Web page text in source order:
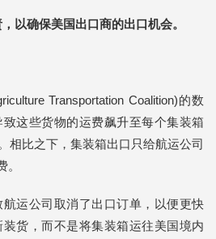
以确保美国出口商的出口机会。
Transportation Coalition)的数
这些货物的运费飙升至每个集装箱
相比之下，集装箱出口只给航运公司
运公司取消了出口订单，以便更快
货，而不是将集装箱运往美国境内